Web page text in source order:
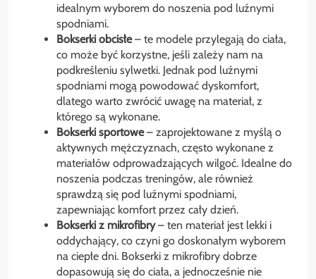
idealnym wyborem do noszenia pod luźnymi
spodniami.
Bokserki obcisłe– te modele przylegają do ciała,
co może być korzystne, jeśli zależy nam na
podkreśleniu sylwetki. Jednak pod luźnymi
spodniami mogą powodować dyskomfort,
dlatego warto zwrócić uwagę na materiał, z
którego są wykonane.
Bokserki sportowe– zaprojektowane z myślą o
aktywnych mężczyznach, często wykonane z
materiałów odprowadzających wilgoć. Idealne do
noszenia podczas treningów, ale również
sprawdzą się pod luźnymi spodniami,
zapewniając komfort przez cały dzień.
Bokserki z mikrofibry– ten materiał jest lekki i
oddychający, co czyni go doskonałym wyborem
na ciepłe dni. Bokserki z mikrofibry dobrze
dopasowują się do ciała, a jednocześnie nie